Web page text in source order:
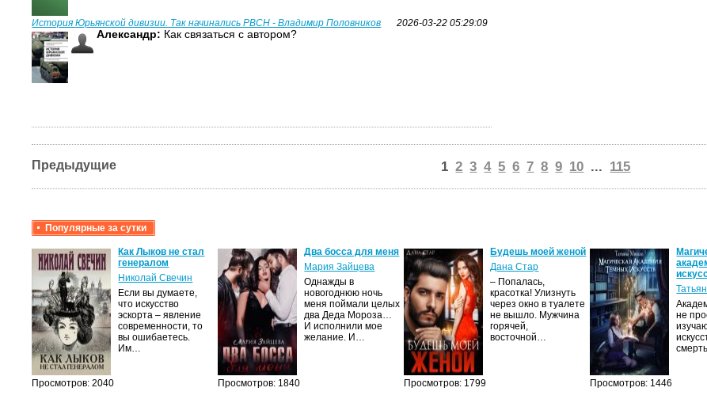
История Юрьянской дивизии. Так начинались РВСН - Владимир Половников 2026-03-22 05:29:09
Александр: Как связаться с автором?
Предыдущие 1 2 3 4 5 6 7 8 9 10 ... 115
Популярные за сутки
Просмотров: 2040
Как Лыков не стал
генералом
Николай Свечин
Если вы думаете,
что искусство
эскорта – явление
современности, то
вы ошибаетесь.
Им…
Просмотров: 1840
Два босса для меня
Мария Зайцева
Однажды в
новогоднюю ночь
меня поймали целых
два Деда Мороза…
И исполнили мое
желание. И…
Просмотров: 1799
Будешь моей женой
Дана Стар
– Попалась,
красотка! Улизнуть
через окно в туалете
не вышло. Мужчина
горячей,
восточной…
Просмотров: 1446
не